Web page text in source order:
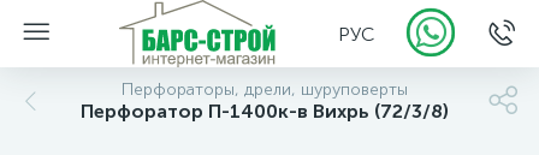
РУС
Перфораторы, дрели, шуруповерты
Перфоратор П-1400к-в Вихрь (72/3/8)